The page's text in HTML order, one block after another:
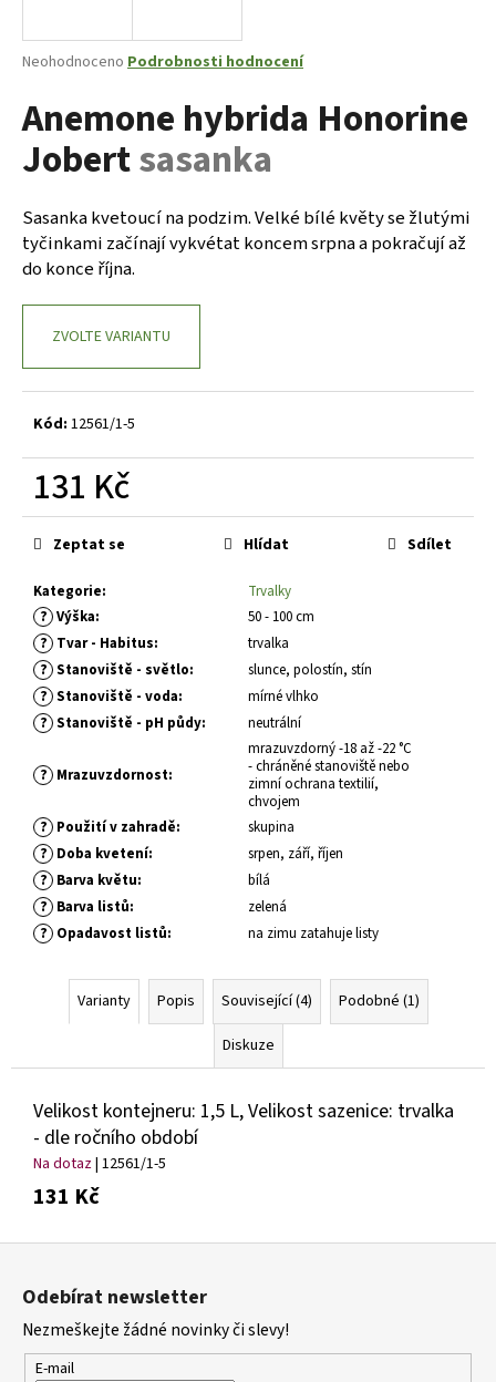
Průměrné
produktu
je
0,0
z
hvězdiček.
Neohodnoceno Podrobnosti hodnocení
Anemone hybrida Honorine
Jobertsasanka
Sasanka kvetoucí na podzim. Velké bílé květy se žlutými
tyčinkami začínají vykvétat koncem srpna a pokračují až
do konce října.
ZVOLTE VARIANTU
Kód: 12561/1-5
131 Kč
Měrná
cena:
Kategorie: Trvalky
? Výška: 50 - 100 cm
? Tvar - Habitus: trvalka
? Stanoviště - světlo: slunce, polostín, stín
? Stanoviště - voda: mírné vlhko
? Stanoviště - pH půdy: neutrální
? Mrazuvzdornost:
mrazuvzdorný -18 až -22 °C
- chráněné stanoviště nebo
zimní ochrana textilií,
chvojem
? Použití v zahradě: skupina
? Doba kvetení: srpen, září, říjen
? Barva květu: bílá
? Barva listů: zelená
? Opadavost listů: na zimu zatahuje listy
Zeptat se Hlídat Sdílet
Varianty Popis Související (4)
Podobné (1)
Diskuze
Velikost kontejneru: 1,5 L, Velikost sazenice: trvalka
- dle ročního období
Na dotaz| 12561/1-5
131 Kč
j
t
?
HLEDAT
o
p
o
r
u
m
e
TAXUS
MEDIA
YELLOW
TIS
PROSTŘEDNÍ
Kč
Z
Odebírat newsletter
Nezmeškejte žádné novinky či slevy!
E-mail